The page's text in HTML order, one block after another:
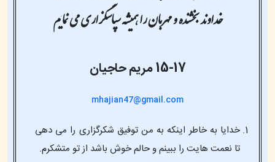
خداوند بخشنده و مهربان را همیشه سپاسگزاری می نمایم
15-17مریم حاجیان
mhajian47@gmail.com
خدایا به خاطر اینکه به من توفیق شکرگزاری را می دهی
تا نعمت هایت را ببینم و حالم خوش باشد از تو متشکرم.